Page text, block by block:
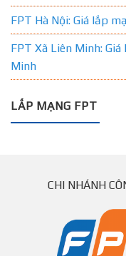
FPT Hà Nội: Giá lắp
FPT Xã Liên Minh:
Minh
LẮP MẠNG FPT
CHI NHÁNH